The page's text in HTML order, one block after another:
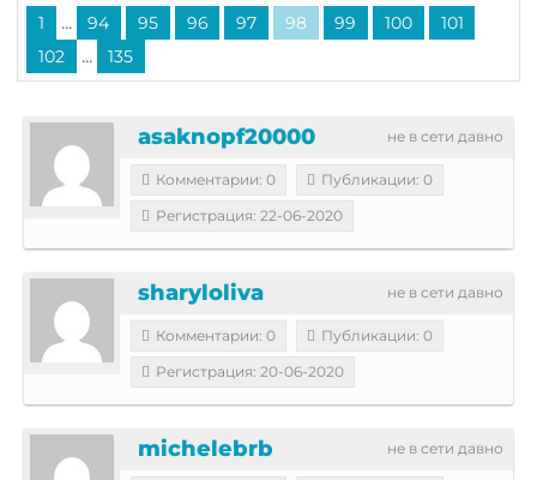
1 ... 94 95 96 97 98 99 100
101
102
... 135
не в сети давно
asaknopf20000
Комментарии: 0
Публикации: 0
Регистрация: 22-06-2020
не в сети давно
sharyloliva
Комментарии: 0
Публикации: 0
Регистрация: 20-06-2020
не в сети давно
michelebrb